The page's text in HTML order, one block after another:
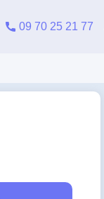
09 70 25 21 77